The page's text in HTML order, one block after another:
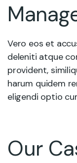
Vero eos et
deleniti atque
provident,
harum quidem
eligendi optio
Our